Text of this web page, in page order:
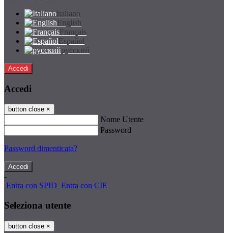
Italiano
English
Français
Español
русский
Accedi
Accedi
button close ×
Nome Utente
Password
Password dimenticata?
-
Entra con SPID Entra con CIE
Seleziona utente
button close ×